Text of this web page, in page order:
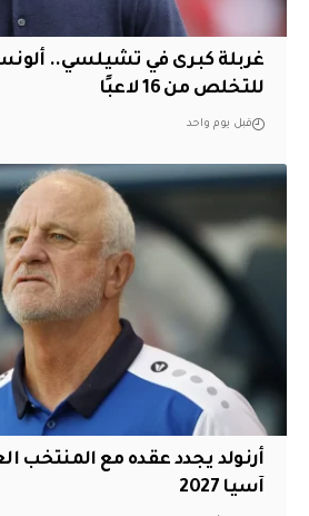
غربلة كبرى في تشيلسي..
للتخلص من 16 لاعبًا
قبل يوم واحد
أرنولد يجدد عقده مع المنتخب
آسيا 2027